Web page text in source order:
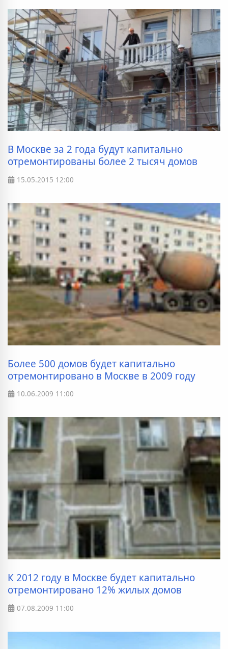
В Москве за 2 года будут капитально
отремонтированы более 2 тысяч домов
15.05.2015 12:00
Более 500 домов будет капитально
отремонтировано в Москве в 2009 году
10.06.2009 11:00
К 2012 году в Москве будет капитально
отремонтировано 12% жилых домов
07.08.2009 11:00